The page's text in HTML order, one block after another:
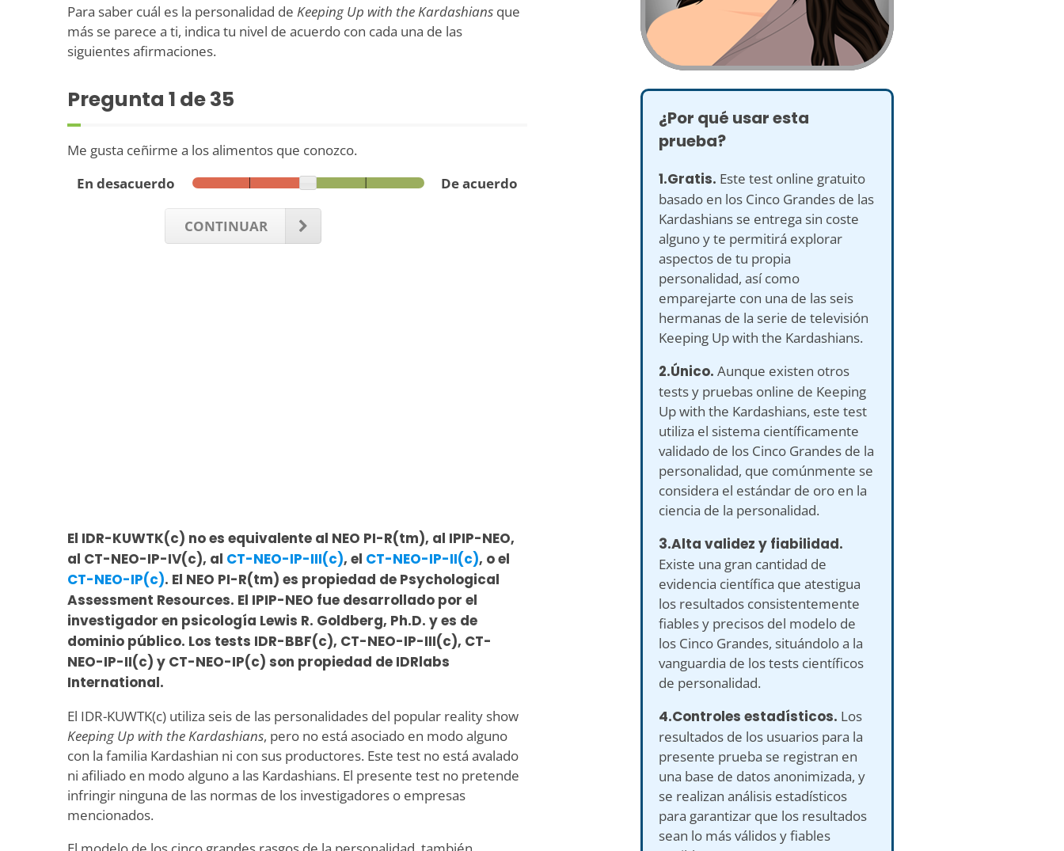
Para saber cuál es la personalidad de Keeping Up with the Kardashians que
más se parece a ti, indica tu nivel de acuerdo con cada una de las
siguientes afirmaciones.
Pregunta 1 de 35
Me gusta ceñirme a los alimentos que conozco.
En desacuerdo
De acuerdo
CONTINUAR
El IDR-KUWTK(c) no es equivalente al NEO PI-R(tm), al IPIP-NEO,
al CT-NEO-IP-IV(c), al CT-NEO-IP-III(c), el CT-NEO-IP-II(c), o el
CT-NEO-IP(c). El NEO PI-R(tm) es propiedad de Psychological
Assessment Resources. El IPIP-NEO fue desarrollado por el
investigador en psicología Lewis R. Goldberg, Ph.D. y es de
dominio público. Los tests IDR-BBF(c), CT-NEO-IP-III(c), CT-
NEO-IP-II(c) y CT-NEO-IP(c) son propiedad de IDRlabs
International.
El IDR-KUWTK(c) utiliza seis de las personalidades del popular reality show
Keeping Up with the Kardashians, pero no está asociado en modo alguno
con la familia Kardashian ni con sus productores. Este test no está avalado
ni afiliado en modo alguno a las Kardashians. El presente test no pretende
infringir ninguna de las normas de los investigadores o empresas
mencionados.
¿Por qué usar esta
prueba?
1.Gratis. Este test online gratuito
basado en los Cinco Grandes de las
Kardashians se entrega sin coste
alguno y te permitirá explorar
aspectos de tu propia
personalidad, así como
emparejarte con una de las seis
hermanas de la serie de televisión
Keeping Up with the Kardashians.
2.Único. Aunque existen otros
tests y pruebas online de Keeping
Up with the Kardashians, este test
utiliza el sistema científicamente
validado de los Cinco Grandes de la
personalidad, que comúnmente se
considera el estándar de oro en la
ciencia de la personalidad.
3.Alta validez y fiabilidad.
Existe una gran cantidad de
evidencia científica que atestigua
los resultados consistentemente
fiables y precisos del modelo de
los Cinco Grandes, situándolo a la
vanguardia de los tests científicos
de personalidad.
4.Controles estadísticos. Los
resultados de los usuarios para la
presente prueba se registran en
una base de datos anonimizada, y
se realizan análisis estadísticos
para garantizar que los resultados
sean lo más válidos y fiables